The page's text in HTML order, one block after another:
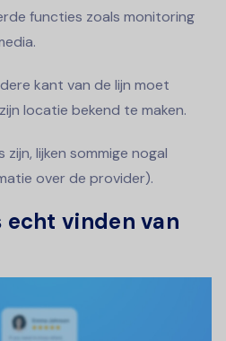
functies zoals monitoring
kant van de lijn moet
locatie bekend te maken.
lijken sommige nogal
over de provider).
vinden van